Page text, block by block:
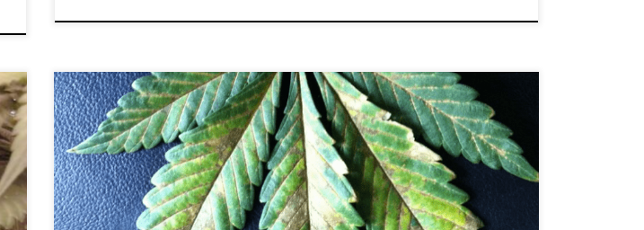
SYMPTOMY: Cała roślina rodzi małe liście, rośnie relatywnie mała i ma zmieniony
kolor łodyg na czerwone / fioletowe i na żyłach głownych widoczne są małe